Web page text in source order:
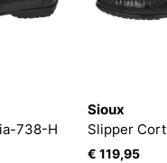
738-H
Sioux
€ 119,95